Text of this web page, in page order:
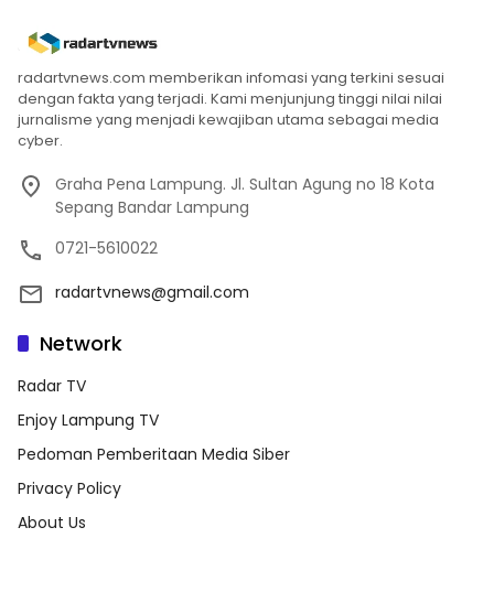
radartvnews.com memberikan infomasi yang terkini sesuai
dengan fakta yang terjadi. Kami menjunjung tinggi nilai nilai
jurnalisme yang menjadi kewajiban utama sebagai media
cyber.
Graha Pena Lampung. Jl. Sultan Agung no 18 Kota
Sepang Bandar Lampung
0721-5610022
radartvnews@gmail.com
Network
Radar TV
Enjoy Lampung TV
Pedoman Pemberitaan Media Siber
Privacy Policy
About Us